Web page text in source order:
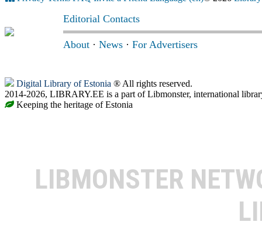
Editorial Contacts
About · News · For Advertisers
Digital Library of Estonia ® All rights reserved.
2014-2026, LIBRARY.EE is a part of Libmonster, international
Keeping the heritage of Estonia
LIBMONSTER